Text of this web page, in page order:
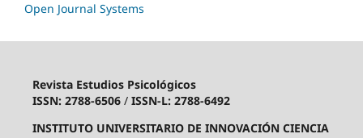
Open Journal Systems
Revista Estudios Psicológicos
ISSN: 2788-6506/ ISSN-L: 2788-6492
INSTITUTO UNIVERSITARIO DE INNOVACIÓN CIENCIA